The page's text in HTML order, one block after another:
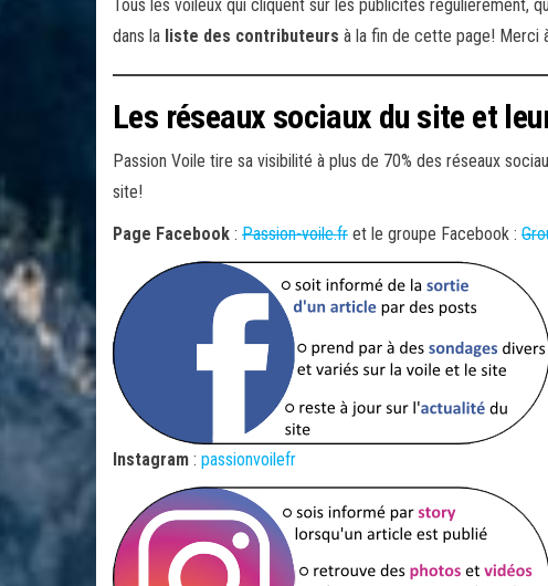
Tous les voileux qui cliquent sur les publicités régulièrement,
dans la liste des contributeurs à la fin de cette page! Merci
Les réseaux sociaux du site et
Passion Voile tire sa visibilité à plus de 70% des réseaux
site!
Page Facebook : Passion-voile.fr et le groupe Facebook :
Instagram : passionvoilefr